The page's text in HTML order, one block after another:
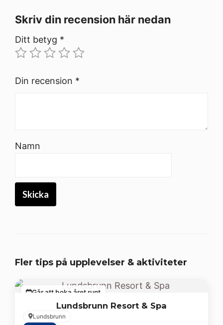
Skriv din recension här nedan
Ditt betyg *
Din recension *
Namn
Fler tips på upplevelser & aktiviteter
Går att boka året runt
Lundsbrunn Resort & Spa
Lundsbrunn